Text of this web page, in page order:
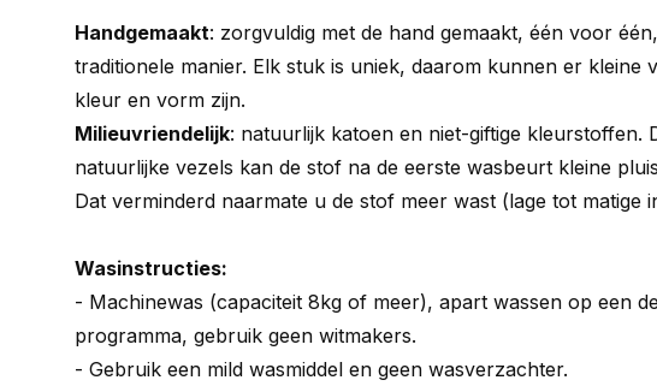
Handgemaakt: zorgvuldig met de hand gemaakt, één voor
traditionele manier. Elk stuk is uniek, daarom kunnen er kleine
kleur en vorm zijn.
Milieuvriendelijk: natuurlijk katoen en niet-giftige kleurstoffen.
natuurlijke vezels kan de stof na de eerste wasbeurt kleine
Dat verminderd naarmate u de stof meer wast (lage tot matige
Wasinstructies:
- Machinewas (capaciteit 8kg of meer), apart wassen op een
programma, gebruik geen witmakers.
- Gebruik een mild wasmiddel en geen wasverzachter.